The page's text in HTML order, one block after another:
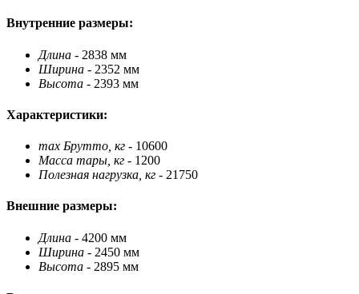
Внутренние размеры:
Длина - 2838 мм
Ширина - 2352 мм
Высота - 2393 мм
Характеристики:
max Брутто, кг - 10600
Масса тары, кг - 1200
Полезная нагрузка, кг - 21750
Внешние размеры:
Длина - 4200 мм
Ширина - 2450 мм
Высота - 2895 мм